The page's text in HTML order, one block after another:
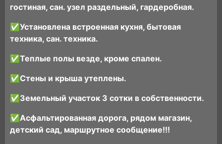
гостиная, сан. узел раздельный, гардеробная.
✅Установлена встроенная кухня, бытовая
техника, сан. техника.
✅Теплые полы везде, кроме спален.
✅Стены и крыша утеплены.
✅Земельный участок 3 сотки в собственности.
✅Асфальтированная дорога, рядом магазин,
детский сад, маршрутное сообщение!!!